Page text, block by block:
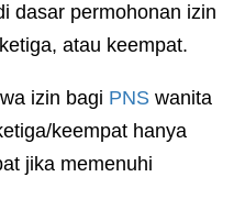
dasar permohonan izin
atau keempat.
izin bagi PNS wanita
keempat hanya
jika memenuhi